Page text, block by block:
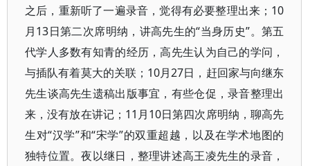
之后，重新听了一遍录音，觉得有必要整理出来；10
月13日第二次席明纳，讲高先生的“当身历史”。第五
代学人多数有知青的经历，高先生认为自己的学问，
与插队有着莫大的关联；10月27日，赶回家与向继东
先生谈高先生遗稿出版事宜，有些仓促，录音整理出
来，没有放在讲记；11月10日第四次席明纳，聊高先
生对“汉学”和“宋学”的双重超越，以及在学术地图的
独特位置。夜以继日，整理讲述高王凌先生的录音，